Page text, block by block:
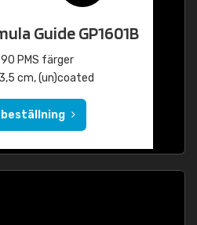
Guide GP1601B
PMS färger
cm, (un)coated
beställning